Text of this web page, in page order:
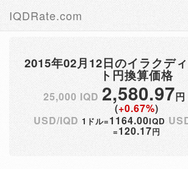
IQDRate.com
2015年02月12日のイラクデ
ト円換算価格
25,000 IQD 2,580.97円
(+0.67%)
USD/IQD 1ドル=1164.00IQD
=120.17円